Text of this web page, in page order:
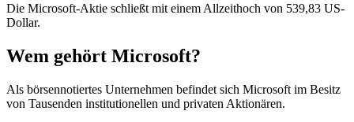
Die Microsoft-Aktie schließt mit einem Allzeithoch von 539,83 US-
Dollar.
Wem gehört Microsoft?
Als börsennotiertes Unternehmen befindet sich Microsoft im Besitz
von Tausenden institutionellen und privaten Aktionären.